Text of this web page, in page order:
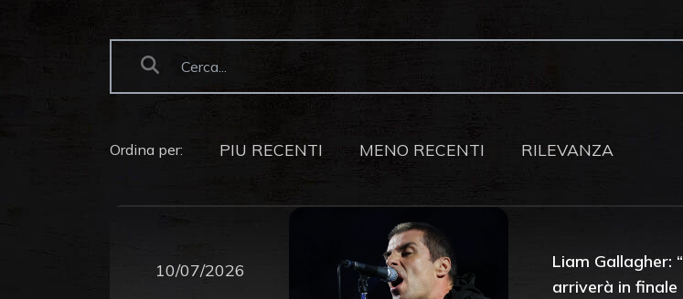
Ordina per: PIU RECENTI MENO RECENTI RILEVANZA
10/07/2026
Liam Gallagher:
arriverà in finale